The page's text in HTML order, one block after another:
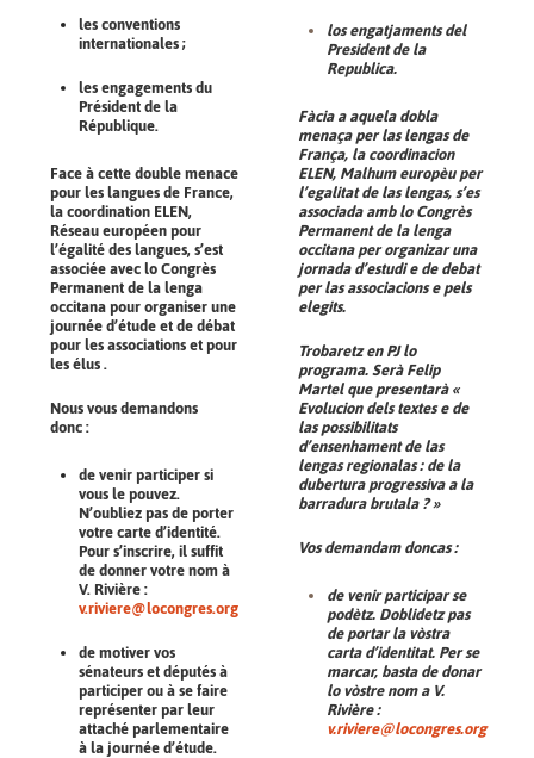
les conventions
internationales ;
les engagements du
Président de la
République.
Face à cette double menace
pour les langues de France,
la coordination ELEN,
Réseau européen pour
l’égalité des langues, s’est
associée avec lo Congrès
Permanent de la lenga
occitana pour organiser une
journée d’étude et de débat
pour les associations et pour
les élus .
Nous vous demandons
donc :
de venir participer si
vous le pouvez.
N’oubliez pas de porter
votre carte d’identité.
Pour s’inscrire, il suffit
de donner votre nom à
V. Rivière :
v.riviere@locongres.org
de motiver vos
sénateurs et députés à
participer ou à se faire
représenter par leur
attaché parlementaire
à la journée d’étude.
los engatjaments del
President de la
Republica.
Fàcia a aquela dobla
menaça per las lengas de
França, la coordinacion
ELEN, Malhum europèu per
l’egalitat de las lengas, s’es
associada amb lo Congrès
Permanent de la lenga
occitana per organizar una
jornada d’estudi e de debat
per las associacions e pels
elegits.
Trobaretz en PJ lo
programa. Serà Felip
Martel que presentarà «
Evolucion dels textes e de
las possibilitats
d’ensenhament de las
lengas regionalas : de la
dubertura progressiva a la
barradura brutala ? »
Vos demandam doncas :
de venir participar se
podètz. Doblidetz pas
de portar la vòstra
carta d’identitat. Per se
marcar, basta de donar
lo vòstre nom a V.
Rivière :
v.riviere@locongres.org